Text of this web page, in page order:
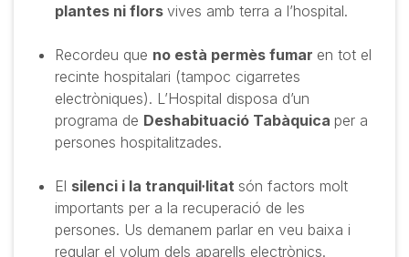
plantes ni flors vives amb terra a l’hospital.
Recordeu que no està permès fumar en tot el
recinte hospitalari (tampoc cigarretes
electròniques). L’Hospital disposa d’un
programa de Deshabituació Tabàquica per a
persones hospitalitzades.
El silenci i la tranquil·litat són factors molt
importants per a la recuperació de les
persones. Us demanem parlar en veu baixa i
regular el volum dels aparells electrònics.